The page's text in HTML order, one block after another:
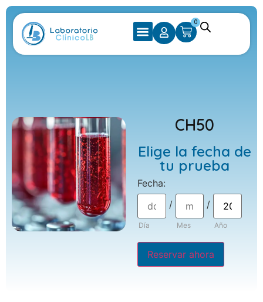
0
CH50
Elige la fecha de
tu prueba
Fecha:
Día
/
Mes
/
Año
Reservar ahora